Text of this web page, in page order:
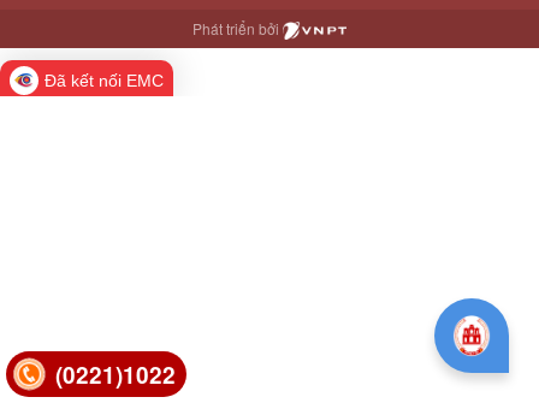
(0221)1022
Phát triển bởi
Đã kết nối EMC